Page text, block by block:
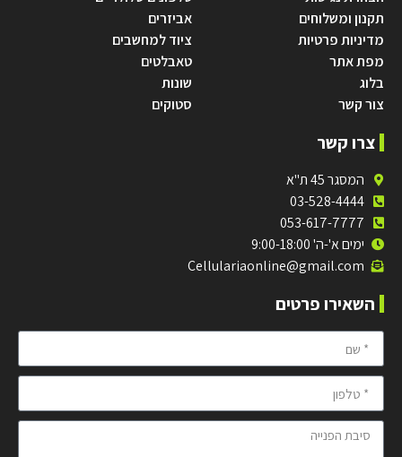
תקנון ומשלוחים
מדיניות פרטיות
מפת אתר
בלוג
צור קשר
אביזרים
ציוד למחשבים
טאבלטים
שונות
סטוקים
צרו קשר
המסגר 45 ת"א
03-528-4444
053-617-7777
ימים א'-ה' 9:00-18:00
Cellulariaonline@gmail.com
השאירו פרטים